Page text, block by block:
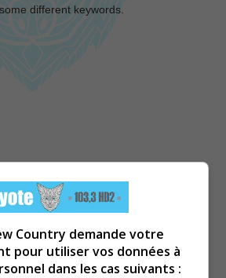
different keywords.
Country demande votre
pour utiliser vos données à
dans les cas suivants :